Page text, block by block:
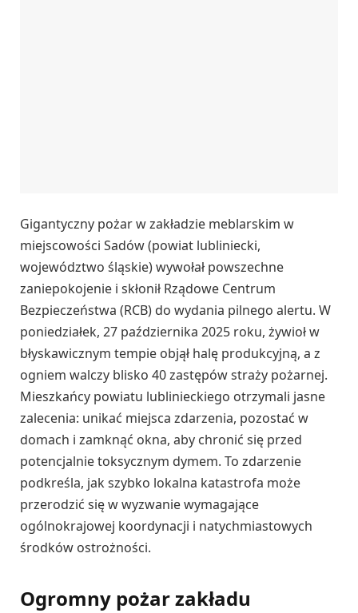
Gigantyczny pożar w zakładzie meblarskim w
miejscowości Sadów (powiat lubliniecki,
województwo śląskie) wywołał powszechne
zaniepokojenie i skłonił Rządowe Centrum
Bezpieczeństwa (RCB) do wydania pilnego alertu. W
poniedziałek, 27 października 2025 roku, żywioł w
błyskawicznym tempie objął halę produkcyjną, a z
ogniem walczy blisko 40 zastępów straży pożarnej.
Mieszkańcy powiatu lublinieckiego otrzymali jasne
zalecenia: unikać miejsca zdarzenia, pozostać w
domach i zamknąć okna, aby chronić się przed
potencjalnie toksycznym dymem. To zdarzenie
podkreśla, jak szybko lokalna katastrofa może
przerodzić się w wyzwanie wymagające
ogólnokrajowej koordynacji i natychmiastowych
środków ostrożności.
Ogromny pożar zakładu